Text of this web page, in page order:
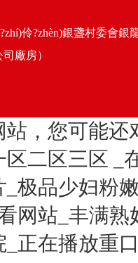
伶?zhèn)銀盞村委會銀
廠房）
，您可能还
二区三区 _
极品少妇粉
网站_丰满
正在播放重